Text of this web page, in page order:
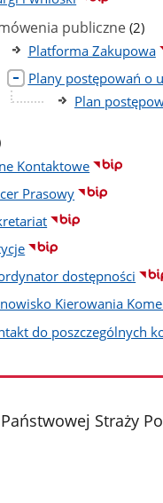
publiczne liczba
(2)
Platforma Zakupowa
Plany postępowań o
Plan
Kontaktowe
Prasowy
dostępności
Kierowania
do poszczególnych
Straży